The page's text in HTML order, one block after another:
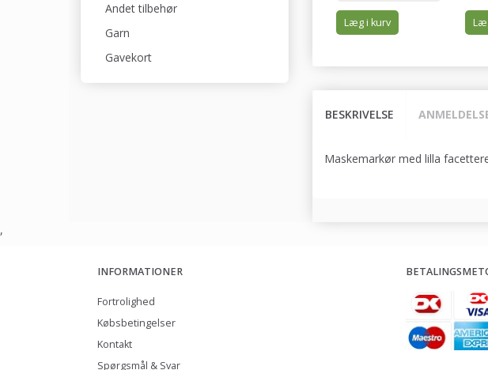
Andet tilbehør
Garn
Gavekort
Læg i kurv
BESKRIVELSE
Maskemarkør med lilla
,
INFORMATIONER
Fortrolighed
Købsbetingelser
Kontakt
Spørgsmål & Svar